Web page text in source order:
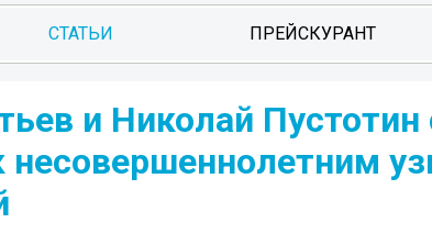
СТАТЬИ ПРЕЙСКУРАНТ
и Николай
несовершеннолетним